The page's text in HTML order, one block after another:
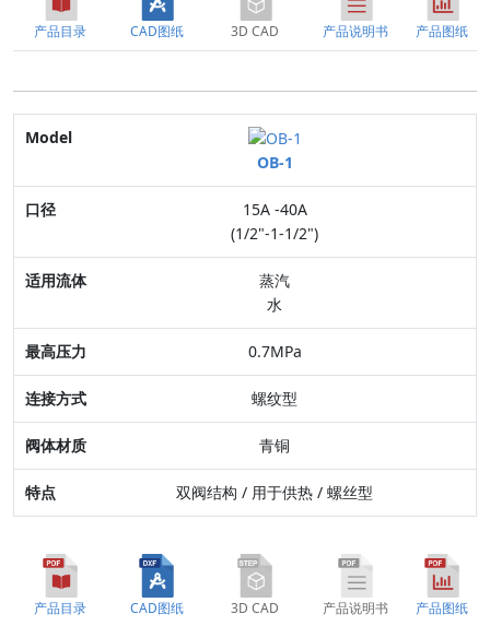
产品目录 CAD图纸 3D CAD 产品说明书 产品图纸
Model
口径
适用流体
最高压力
阀体材质
特点
OB-1
15A -40A
(1/2"-1-1/2")
蒸汽
水
0.7MPa
螺纹型
青铜
双阀结构 / 用于供热 / 螺丝型
产品目录 CAD图纸 3D CAD 产品说明书 产品图纸